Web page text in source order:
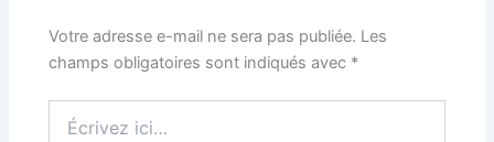
Votre adresse e-mail ne sera pas publiée. Les
champs obligatoires sont indiqués avec *
ici…